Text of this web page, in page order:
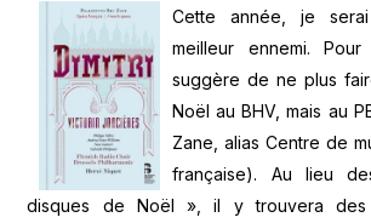
Cette année, je
meilleur ennemi.
suggère de ne plus
Noël au BHV, mais au
Zane, alias Centre de
française). Au lieu
disques de Noël », il y trouvera des